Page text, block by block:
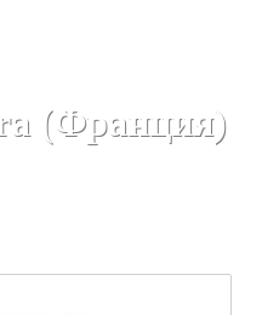
(Франция)